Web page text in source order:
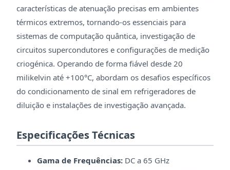
características de atenuação precisas em ambientes
térmicos extremos, tornando-os essenciais para
sistemas de computação quântica, investigação de
circuitos supercondutores e configurações de medição
criogénica. Operando de forma fiável desde 20
milikelvin até +100°C, abordam os desafios específicos
do condicionamento de sinal em refrigeradores de
diluição e instalações de investigação avançada.
Especificações Técnicas
Gama de Frequências: DC a 65 GHz